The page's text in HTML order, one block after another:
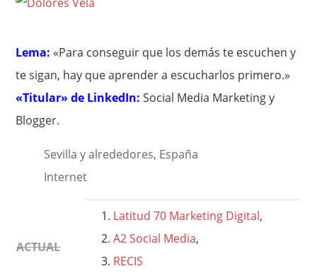
Lema: «Para conseguir que los demás te escuchen y
te sigan, hay que aprender a escucharlos primero.»
«Titular» de LinkedIn:Social Media Marketing y
Blogger.
Sevilla y alrededores, España
Internet
ACTUAL
Latitud 70 Marketing Digital,
A2 Social Media,
RECIS